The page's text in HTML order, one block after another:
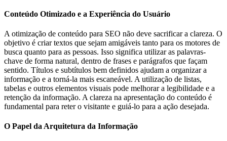
Conteúdo Otimizado e a Experiência do Usuário
A otimização de conteúdo para SEO não deve sacrificar a clareza. O
objetivo é criar textos que sejam amigáveis tanto para os motores de
busca quanto para as pessoas. Isso significa utilizar as palavras-
chave de forma natural, dentro de frases e parágrafos que façam
sentido. Títulos e subtítulos bem definidos ajudam a organizar a
informação e a torná-la mais escaneável. A utilização de listas,
tabelas e outros elementos visuais pode melhorar a legibilidade e a
retenção da informação. A clareza na apresentação do conteúdo é
fundamental para reter o visitante e guiá-lo para a ação desejada.
O Papel da Arquitetura da Informação